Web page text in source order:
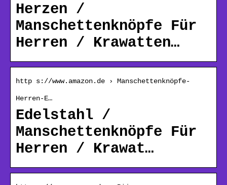
Herzen /
Manschettenknöpfe Für
Herren / Krawatten…
http s://www.amazon.de › Manschettenknöpfe-
Herren-E…
Edelstahl /
Manschettenknöpfe Für
Herren / Krawat…